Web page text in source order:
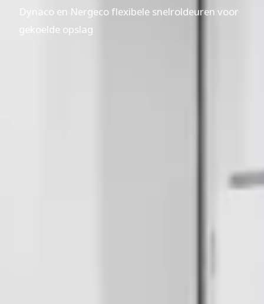
Dynaco en Nergeco flexibele snelroldeuren voor
gekoelde opslag